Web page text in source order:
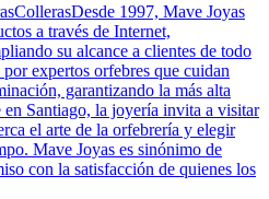
1997, Mave Joyas
a través de Internet,
su alcance a clientes de todo
expertos orfebres que cuidan
garantizando la más alta
Santiago, la joyería invita a visitar
el arte de la orfebrería y elegir
Mave Joyas es sinónimo de
con la satisfacción de quienes los